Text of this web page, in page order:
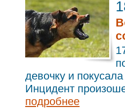
девочку и
Инцидент
подробнее